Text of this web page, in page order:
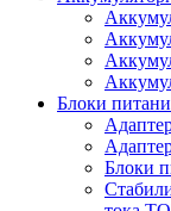
Блоки
Блоки